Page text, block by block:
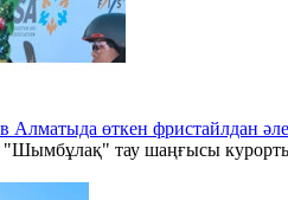
Алматыда өткен фристайлдан
тау шаңғысы